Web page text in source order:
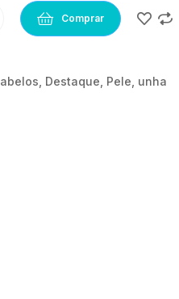
Comprar
Destaque Pele unha